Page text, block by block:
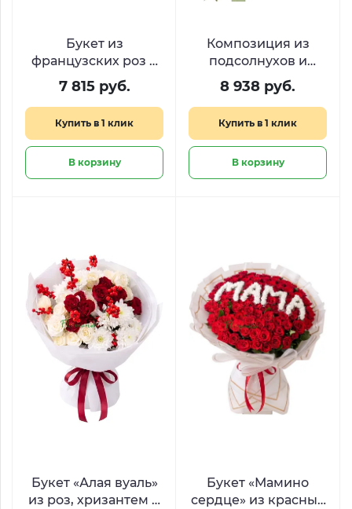
Букет из
французских роз и
диантусов с
эвкалиптом
нежность»
7 815 руб.
Купить в 1 клик
В корзину
Композиция из
подсолнухов и
эустомы «Золотой
час»
8 938 руб.
Купить в 1 клик
В корзину
Букет «Алая вуаль»
из роз, хризантем и
Букет «Мамино
сердце» из красных